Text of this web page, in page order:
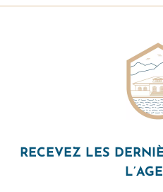
RECEVEZ LES